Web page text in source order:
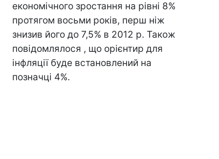
економічного зростання на рівні 8%
протягом восьми років, перш ніж
знизив його до 7,5% в 2012 р. Також
повідомлялося , що орієнтир для
інфляції буде встановлений на
позначці 4%.